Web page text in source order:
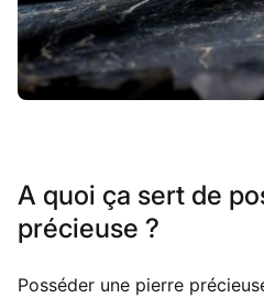
A quoi ça sert de
précieuse ?
Posséder une pierre